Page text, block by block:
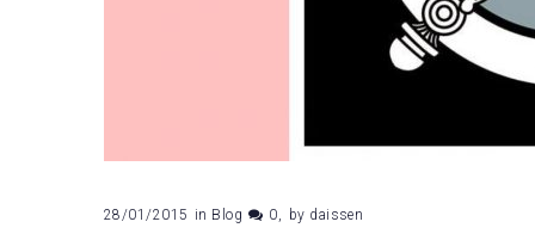
28/01/2015 in Blog 0 by daissen